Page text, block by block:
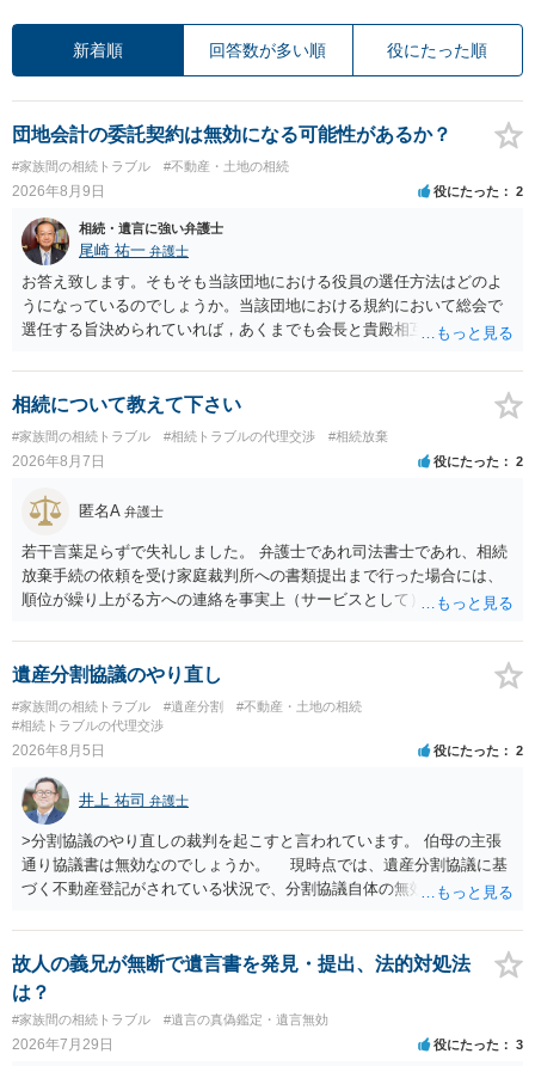
新着順 回答数が多い順 役にたった順
団地会計の委託契約は無効になる可能性があるか？
#家族間の相続トラブル #不動産・土地の相続
2026年8月9日 役にたった 2
相続・遺言に強い弁護士
尾崎 祐一 弁護士
お答え致します。そもそも当該団地における役員の選任方法はどのよ
うになっているのでしょうか。当該団地における規約において総会で
選任する旨決められていれば，あくまでも会長と貴殿相互間における
し，団地と貴殿との委託契約は有効に成立しています。当該団地にお
ける役員の選任が会長の専権でできるのであれば，貴殿と会長との合
相続について教えて下さい
#家族間の相続トラブル #相続トラブルの代理交渉 #相続放棄
2026年8月7日 役にたった 2
匿名A 弁護士
若干言葉足らずで失礼しました。 弁護士であれ司法書士であれ、相続
放棄手続の依頼を受け家庭裁判所への書類提出まで行った場合には、
順位が繰り上がる方への連絡を事実上（サービスとして）行うことは
できない、という意味でした。
遺産分割協議のやり直し
#家族間の相続トラブル #遺産分割
#不動産・土地の相続
#相続トラブルの代理交渉
2026年8月5日 役にたった 2
井上 祐司 弁護士
>分割協議のやり直しの裁判を起こすと言われています。 伯母の主張
通り協議書は無効なのでしょうか。 現時点では、遺産分割協議に基
づく不動産登記がされている状況で、分割協議自体の無効を裁判所が
方の訴訟の主張及び立証次第ですが、 ・御祖母様の認知能力に関する
医師の意見書、筆跡鑑定 が提出されればその効力が否定される可能性
はありますが、 ・伯母様自身が分割協議に加わっていること ・御祖母
様の意に反する遺産分割協議を行う実益が誰にあったかの立証が困難
であること からすると、実際に遺産分割協議の効力が否定される可能
性はそれほど高くない（立証のハードルは非常に高い）ということが
故人の義兄が無断で遺言書を発見・提出、法的対処法
は？
#家族間の相続トラブル #遺言の真偽鑑定・遺言無効
2026年7月29日 役にたった 3